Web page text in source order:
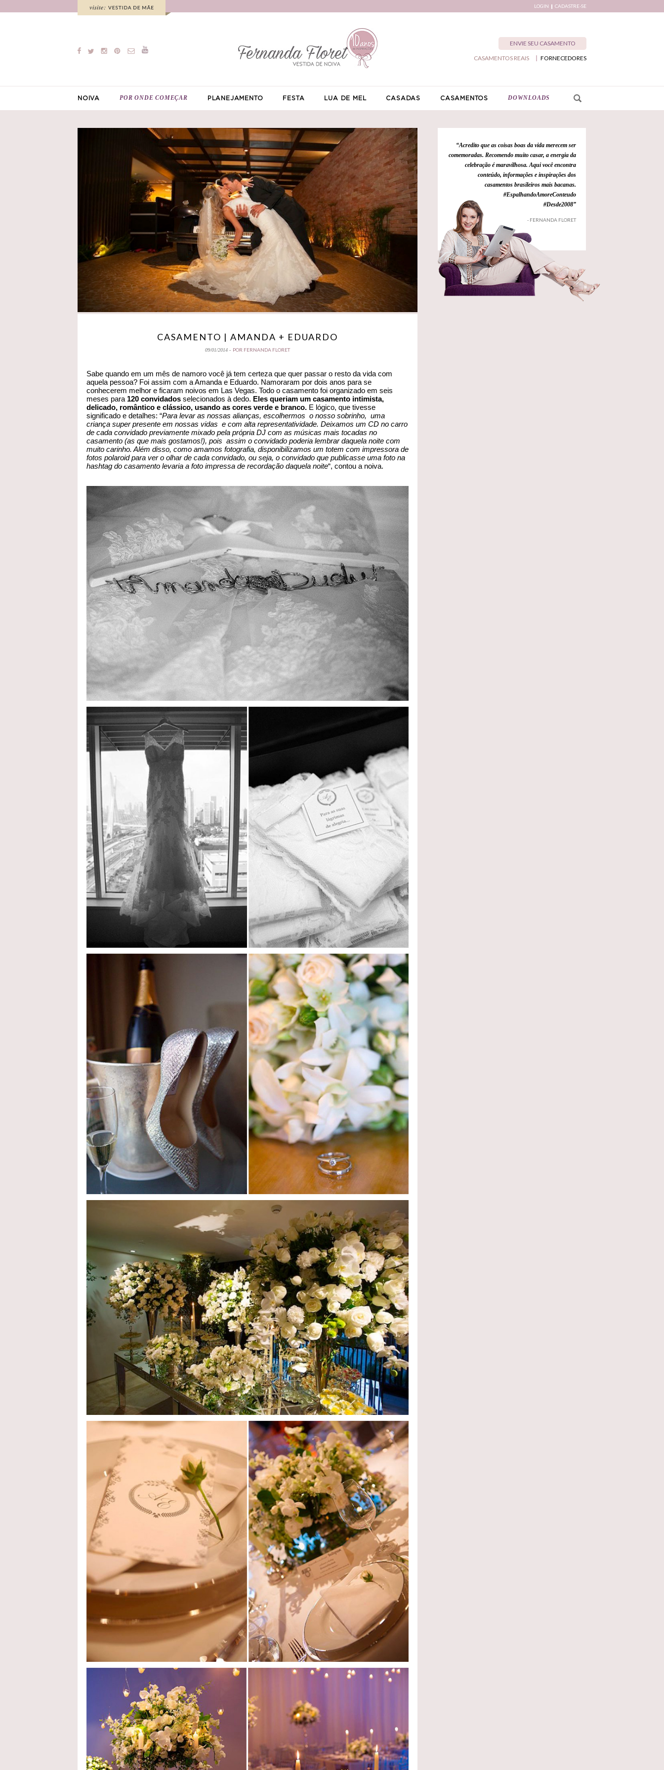
LOGIN CADASTRE-SE
ENVIE SEU CASAMENTO
FORNECEDORES
CASAMENTOS REAIS
NOIVA POR ONDE COMEÇAR PLANEJAMENTO FESTA LUA DE MEL CASADAS CASAMENTOS DOWNLOADS
CASAMENTO | AMANDA + EDUARDO
09/01/2014 - POR FERNANDA FLORET
Sabe quando em um mês de namoro você já tem certeza que quer passar o resto da vida com
aquela pessoa? Foi assim com a Amanda e Eduardo. Namoraram por dois anos para se
conhecerem melhor e ficaram noivos em Las Vegas. Todo o casamento foi organizado em seis
meses para 120 convidados selecionados à dedo. Eles queriam um casamento intimista,
delicado, romântico e clássico, usando as cores verde e branco. E lógico, que tivesse
significado e detalhes: “Para levar as nossas alianças, escolhermos o nosso sobrinho, uma
criança super presente em nossas vidas e com alta representatividade. Deixamos um CD no carro
de cada convidado previamente mixado pela própria DJ com as músicas mais tocadas no
casamento (as que mais gostamos!), pois assim o convidado poderia lembrar daquela noite com
muito carinho. Além disso, como amamos fotografia, disponibilizamos um totem com impressora de
fotos polaroid para ver o olhar de cada convidado, ou seja, o convidado que publicasse uma foto na
hashtag do casamento levaria a foto impressa de recordação daquela noite“, contou a noiva.
“Acredito que as coisas boas da vida merecem ser
comemoradas. Recomendo muito casar, a energia da
celebração é maravilhosa. Aqui você encontra
conteúdo, informações e inspirações dos
casamentos brasileiros mais bacanas.
#EspalhandoAmoreConteudo
#Desde2008”
- FERNANDA FLORET